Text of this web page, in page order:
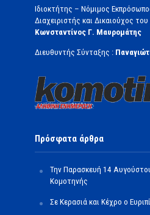
Ιδιοκτήτης – Νόμιμος
Διαχειριστής και Δικαιούχος
Κωνσταντίνος Γ. Μαυρομάτης
Διευθυντής Σύνταξης :
Πρόσφατα άρθρα
Την Παρασκευή 14
Κομοτηνής
Σε Κερασιά και Κέχρο ο